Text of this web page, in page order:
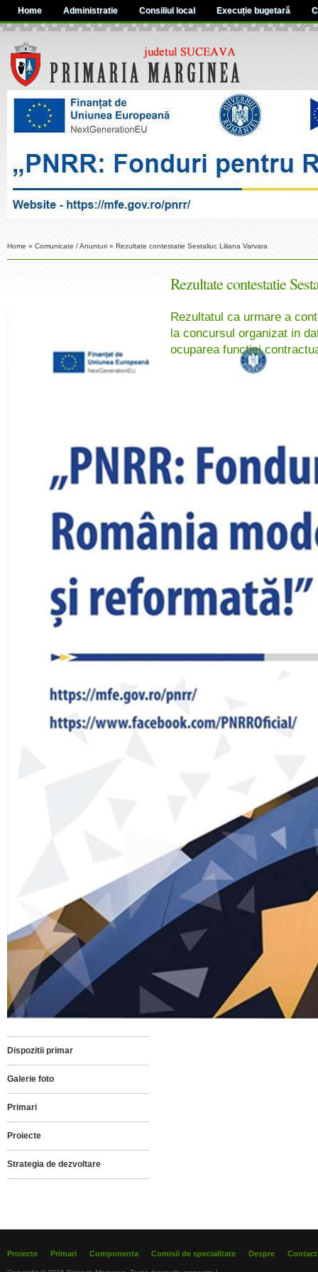
Home Administratie Consiliul local Execuție bugetară
Home » Comunicate / Anunturi » Rezultate contestatie Sestaliuc Liliana Varvara
Rezultate contestatie
Dispozitii primar
Galerie foto
Primari
Proiecte
Strategia de dezvoltare
Rezultatul ca urmare a
la concursul organizat in
ocuparea functiei
Proiecte Primari Componenta Comisii de specialitate Despre Contact